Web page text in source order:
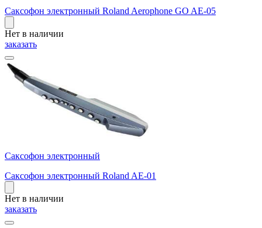
Саксофон электронный Roland Aerophone GO AE-05
Нет в наличии
заказать
Саксофон электронный
Саксофон электронный Roland AE-01
Нет в наличии
заказать